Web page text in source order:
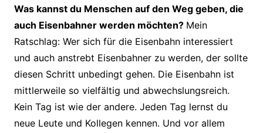
Was kannst du Menschen auf den Weg geben, die
auch Eisenbahner werden möchten? Mein
Ratschlag: Wer sich für die Eisenbahn interessiert
und auch anstrebt Eisenbahner zu werden, der sollte
diesen Schritt unbedingt gehen. Die Eisenbahn ist
mittlerweile so vielfältig und abwechslungsreich.
Kein Tag ist wie der andere. Jeden Tag lernst du
neue Leute und Kollegen kennen. Und vor allem